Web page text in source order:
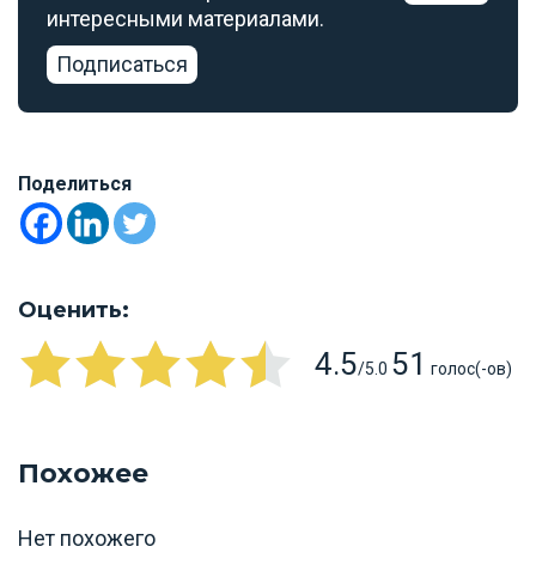
интересными материалами.
Подписаться
Поделиться
Оценить:
4.5/5.0 51 голос(-ов)
Похожее
Нет похожего